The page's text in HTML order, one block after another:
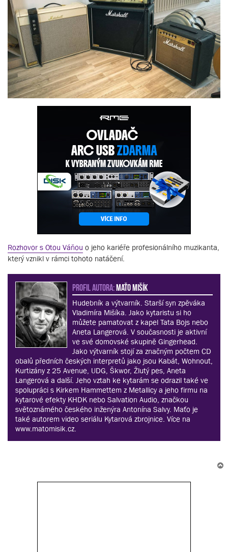
Rozhovor s Otou Váňou o jeho kariéře profesionálního muzikanta,
který vznikl v rámci tohoto natáčení.
PROFIL AUTORA:Maťo Mišík
Hudebník a výtvarník. Starší syn zpěváka
Vladimíra Mišíka. Jako kytaristu si ho
můžete pamatovat z kapel Tata Bojs nebo
Aneta Langerová. V současnosti je aktivní
ve své domovské skupině Gingerhead.
Jako výtvarník stojí za značným počtem CD
obalů předních českých interpretů jako jsou Kabát, Wohnout,
Kurtizány z 25 Avenue, UDG, Škwor, Žlutý pes, Aneta
Langerová a další. Jeho vztah ke kytarám se odrazil také ve
spolupráci s Kirkem Hammettem z Metallicy a jeho firmu na
kytarové efekty KHDK nebo Salvation Audio, značkou
světoznámého českého inženýra Antonína Salvy. Maťo je
také autorem video seriálu Kytarová zbrojnice. Více na
www.matomisik.cz.